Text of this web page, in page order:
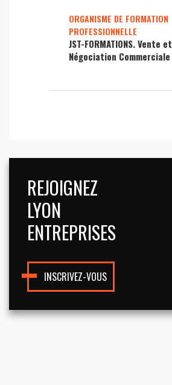
ORGANISME DE FORMATION
PROFESSIONNELLE
JST-FORMATIONS. Vente et
Négociation Commerciale
REJOIGNEZ
LYON
ENTREPRISES
INSCRIVEZ-VOUS